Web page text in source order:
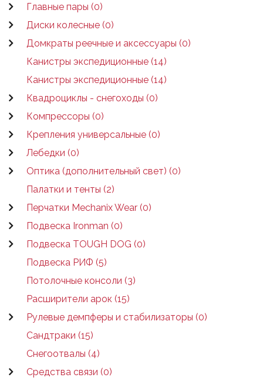
Главные пары (0)
Диски колесные (0)
Домкраты реечные и аксессуары (0)
Канистры экспедиционные (14)
Канистры экспедиционные (14)
Квадроциклы - снегоходы (0)
Компрессоры (0)
Крепления универсальные (0)
Лебедки (0)
Оптика (дополнительный свет) (0)
Палатки и тенты (2)
Перчатки Mechanix Wear (0)
Подвеска Ironman (0)
Подвеска TOUGH DOG (0)
Подвеска РИФ (5)
Потолочные консоли (3)
Расширители арок (15)
Рулевые демпферы и стабилизаторы (0)
Сандтраки (15)
Снегоотвалы (4)
Средства связи (0)